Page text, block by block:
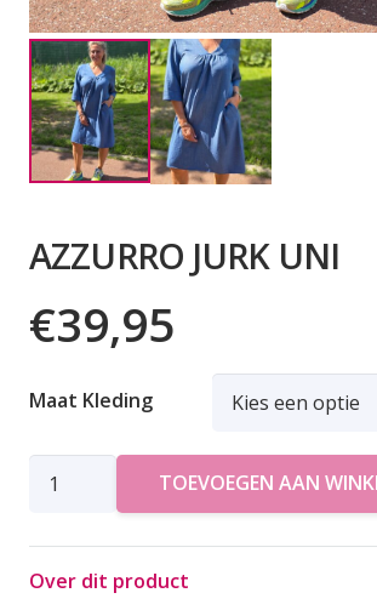
AZZURRO JURK UNI
€39,95
Maat Kleding
AZZURRO
aantal
TOEVOEGEN AAN
Over dit product